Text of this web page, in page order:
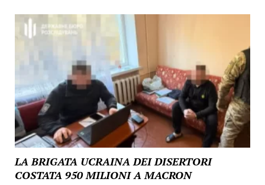
LA BRIGATA UCRAINA DEI DISERTORI
COSTATA 950 MILIONI A MACRON